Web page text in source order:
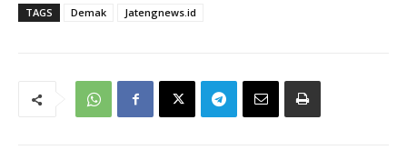
TAGS Demak Jatengnews.id